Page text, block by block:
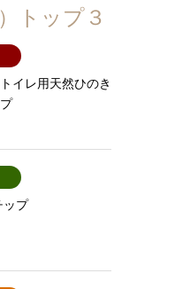
トップ３
イレ用天然ひのき
ップ